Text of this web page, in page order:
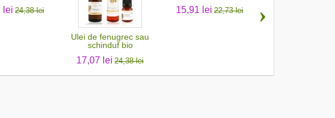
lei 24,38 lei
Ulei de fenugrec sau
schinduf bio
17,07 lei 24,38 lei
15,91 lei 22,73 lei ›